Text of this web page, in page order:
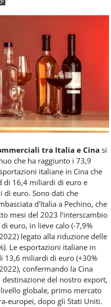
tra Italia e Cina si
che ha raggiunto i 73,9
italiane in Cina che
di 16,4 miliardi di euro e
euro. Sono dati che
d'Italia a Pechino, che
mesi del 2023 l’interscambio
euro, in lieve calo (-7,9%
legato alla riduzione delle
Le esportazioni italiane in
13,6 miliardi di euro (+30%
confermando la Cina
del nostro export,
globale, primo mercato
europei, dopo gli Stati Uniti.